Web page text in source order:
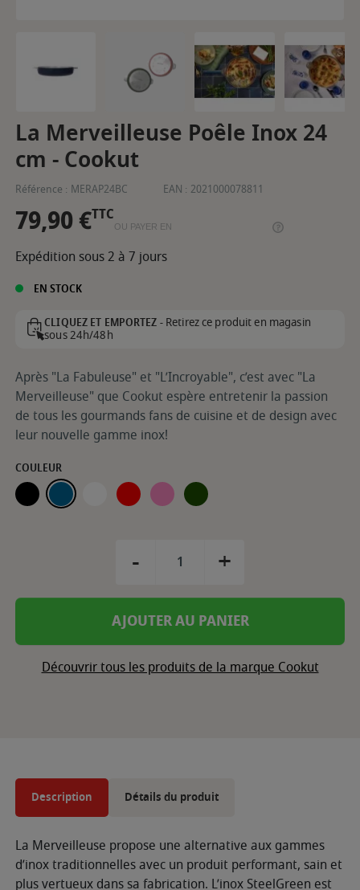
La Merveilleuse Poêle Inox 24
cm - Cookut
Référence : MERAP24BC EAN : 2021000078811
79,90 €TTC
OU PAYER EN
Expédition sous 2 à 7 jours
EN STOCK
CLIQUEZ ET EMPORTEZ -Retirez ce produit en magasin
sous 24h/48h
Après "La Fabuleuse" et "L’Incroyable", c’est avec "La
Merveilleuse" que Cookut espère entretenir la passion
de tous les gourmands fans de cuisine et de design avec
leur nouvelle gamme inox!
COULEUR
GRAPHITEMYRTILLEPOLAIREPASSIONGUIMAUVEFOUGÈRE
- +
AJOUTER AU PANIER
Découvrir tous les produits de la marque Cookut
Description Détails du produit
La Merveilleuse propose une alternative aux gammes
d’inox traditionnelles avec un produit performant, sain et
plus vertueux dans sa fabrication. L’inox SteelGreen est